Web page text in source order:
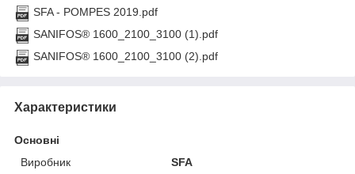
SFA - POMPES 2019.pdf
SANIFOS® 1600_2100_3100 (1).pdf
SANIFOS® 1600_2100_3100 (2).pdf
Характеристики
Основні
Виробник
SFA